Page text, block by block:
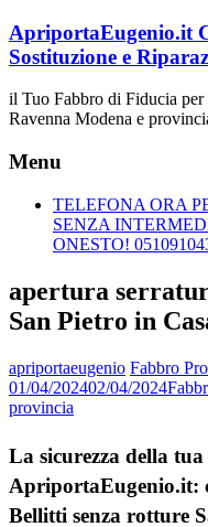
Vai
al
contenuto
ApriportaEugenio.it
Sostituzione e
il Tuo Fabbro di Fiducia
Ravenna Modena e
Menu
TELEFONA ORA
SENZA
ONESTO!
apertura
San Pietro in
apriportaeugenio Fabbro
01/04/202402/04/2024
provincia
La sicurezza della
ApriportaEugenio.it:
Bellitti senza rotture